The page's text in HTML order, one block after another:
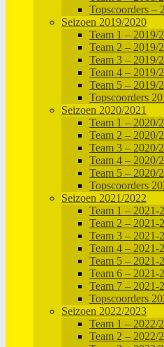
Topscoorders –
Seizoen 2019/2020
Team 1 – 2019/
Team 2 – 2019/
Team 3 – 2019/
Team 4 – 2019/
Team 5 – 2019/
Topscoorders
Seizoen 2020/2021
Team 1 – 2020/
Team 2 – 2020/
Team 3 – 2020/
Team 4 – 2020/
Team 5 – 2020/
Topscoorders
Seizoen 2021/2022
Team 1 – 2021-
Team 2 – 2021-
Team 3 – 2021-
Team 4 – 2021-
Team 5 – 2021-
Team 6 – 2021-
Team 7 – 2021-
Topscoorders
Seizoen 2022/2023
Team 1 – 2022/
Team 2 – 2022/